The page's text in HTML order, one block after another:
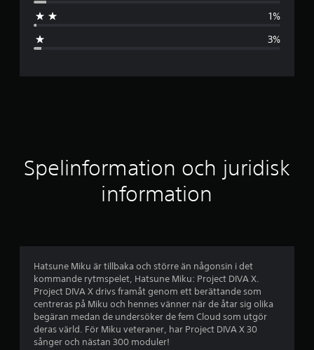
i
l
e
t
1%
3%
Spelinformation och juridisk
information
Hatsune Miku är tillbaka och större än någonsin i det
kommande rytmspelet, Hatsune Miku: Project DIVA X.
Project DIVA X drivs framåt genom ett berättande som
centreras på Miku och hennes vänner när de åtar sig olika
begäran medan de undersöker de fem Cloud som utgör
deras värld. För Miku veteraner, har Project DIVA X 30
sånger och nästan 300 moduler!